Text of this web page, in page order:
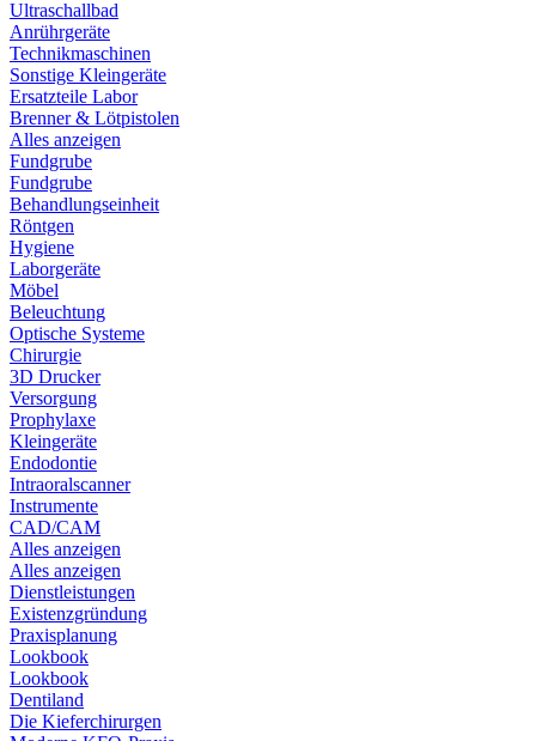
Ultraschallbad
Anrührgeräte
Technikmaschinen
Sonstige Kleingeräte
Ersatzteile Labor
Brenner & Lötpistolen
Alles anzeigen
Fundgrube
Fundgrube
Behandlungseinheit
Röntgen
Hygiene
Laborgeräte
Möbel
Beleuchtung
Optische Systeme
Chirurgie
3D Drucker
Versorgung
Prophylaxe
Kleingeräte
Endodontie
Intraoralscanner
Instrumente
CAD/CAM
Alles anzeigen
Alles anzeigen
Dienstleistungen
Existenzgründung
Praxisplanung
Lookbook
Lookbook
Dentiland
Die Kieferchirurgen